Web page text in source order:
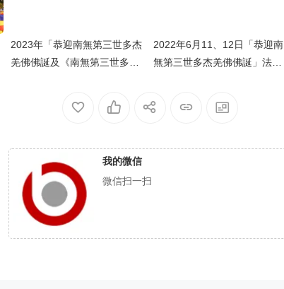
2023年「恭迎南無第三世多杰
羌佛佛誕及《南無第三世多杰
2022年6月11、12日「恭迎南
無第三世多杰羌佛佛誕」法會
我的微信
微信扫一扫